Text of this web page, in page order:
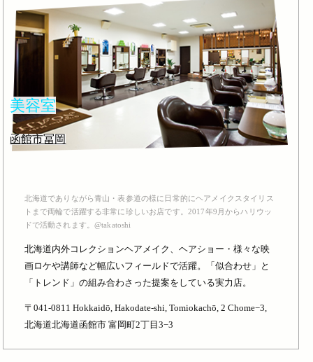
美容室
函館市冨岡
北海道でありながら青山・表参道の様に日常的にヘアメイクスタイリス
トまで両輪で活躍する非常に珍しいお店です。2017年9月からハリウッ
ドで活動されます。@takatoshi
北海道内外コレクションヘアメイク、ヘアショー・様々な映
画ロケや講師など幅広いフィールドで活躍。「似合わせ」と
「トレンド」の組み合わさった提案をしている実力店。
〒041-0811 Hokkaidō, Hakodate-shi, Tomiokachō, 2 Chome−3,
北海道北海道函館市 富岡町2丁目3−3